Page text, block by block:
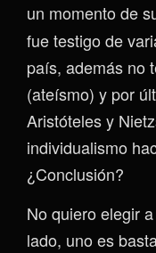
un momento de
fue testigo de
país, además no
(ateísmo) y por
Aristóteles y
individualismo
¿Conclusión?
No quiero elegir
lado, uno es